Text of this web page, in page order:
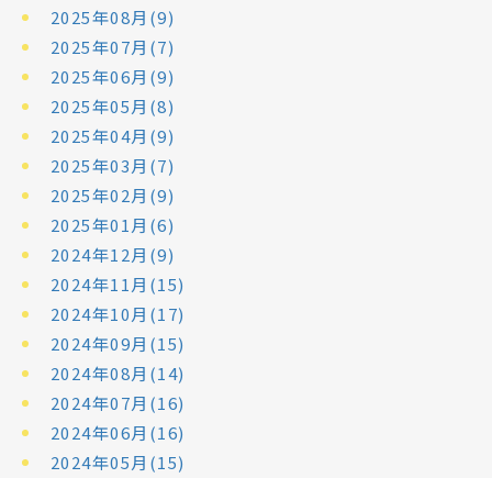
2025年08月(9)
2025年07月(7)
2025年06月(9)
2025年05月(8)
2025年04月(9)
2025年03月(7)
2025年02月(9)
2025年01月(6)
2024年12月(9)
2024年11月(15)
2024年10月(17)
2024年09月(15)
2024年08月(14)
2024年07月(16)
2024年06月(16)
2024年05月(15)